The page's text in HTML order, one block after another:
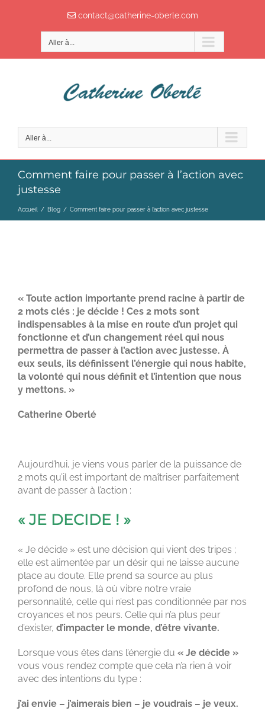
contact@catherine-oberle.com
Aller à...
Aller à...
Comment faire pour passer à l’action avec
justesse
Accueil / Blog / Comment faire pour passer à l’action avec justesse
« Toute action importante prend racine à partir de
2 mots clés : je décide ! Ces 2 mots sont
indispensables à la mise en route d’un projet qui
fonctionne et d’un changement réel qui nous
permettra de passer à l’action avec justesse. À
eux seuls, ils définissent l’énergie qui nous habite,
la volonté qui nous définit et l’intention que nous
y mettons. »
Catherine Oberlé
Aujourd’hui, je viens vous parler de la puissance de
2 mots qu’il est important de maîtriser parfaitement
avant de passer à l’action :
« JE DECIDE ! »
« Je décide » est une décision qui vient des tripes ;
elle est alimentée par un désir qui ne laisse aucune
place au doute. Elle prend sa source au plus
profond de nous, là où vibre notre vraie
personnalité, celle qui n’est pas conditionnée par nos
croyances et nos peurs. Celle qui n’a plus peur
d’exister, d’impacter le monde, d’être vivante.
Lorsque vous êtes dans l’énergie du « Je décide »
vous vous rendez compte que cela n’a rien à voir
avec des intentions du type :
j’ai envie – j’aimerais bien – je voudrais – je veux.